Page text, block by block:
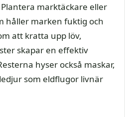
marktäckare eller
håller marken fuktig och
att kratta upp löv,
skapar en effektiv
hyser också maskar,
som eldflugor livnär